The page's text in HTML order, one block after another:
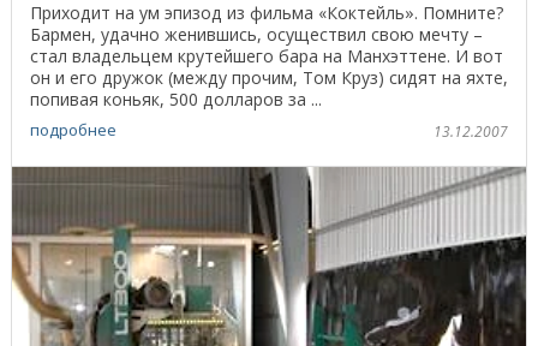
Приходит на ум эпизод из фильма «Коктейль». Помните?
Бармен, удачно женившись, осуществил свою мечту –
стал владельцем крутейшего бара на Манхэттене. И вот
он и его дружок (между прочим, Том Круз) сидят на яхте,
попивая коньяк, 500 долларов за ...
подробнее 13.12.2007